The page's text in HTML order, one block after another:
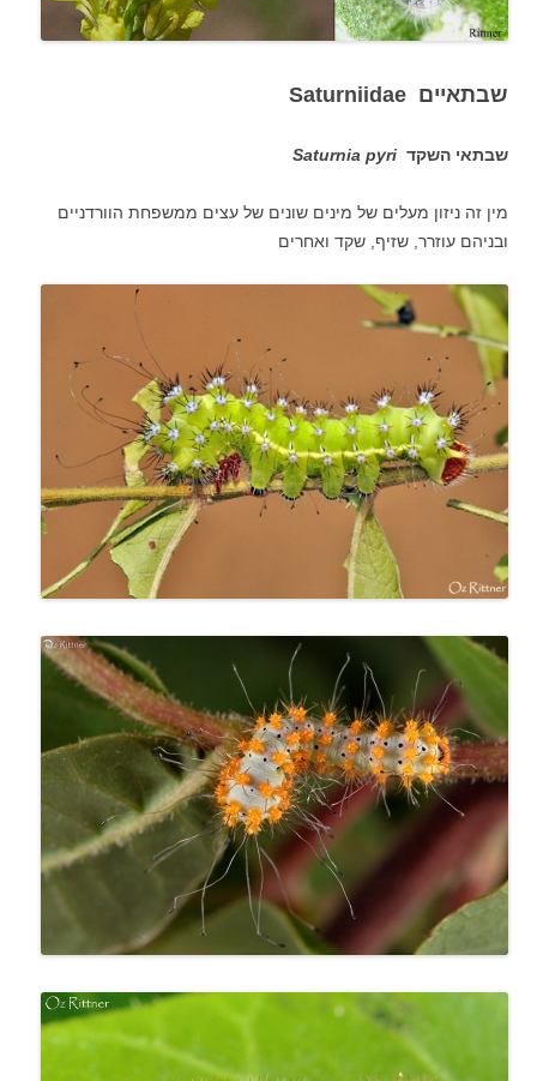
שבתאיים Saturniidae
שבתאי השקד
מין זה ניזון מעלים של מינים שונים של עצים ממשפחת הוורדניים
ובניהם עוזרר, שזיף, שקד ואחרים